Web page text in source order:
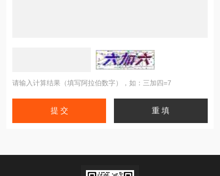
请输入计算结果（填写阿拉伯数字），如：三加四=7